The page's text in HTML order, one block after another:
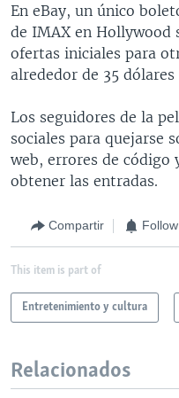
En eBay, un único
de IMAX en Hollywood
ofertas iniciales para
alrededor de 35 dólares
Los seguidores de la
sociales para quejarse
web, errores de código
obtener las entradas.
Compartir
This item is part of
Entretenimiento y cultura
Relacionados